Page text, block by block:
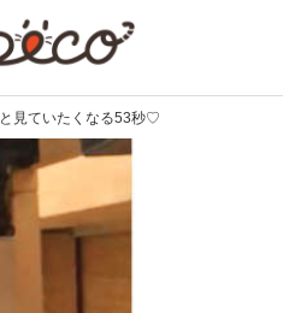
見ていたくなる53秒♡